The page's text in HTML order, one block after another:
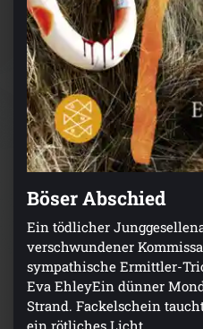
Böser Abschied
Ein tödlicher
verschwundener
sympathische Ermittler-
Eva EhleyEin dünner
Strand. Fackelschein
ein rötliches Licht.